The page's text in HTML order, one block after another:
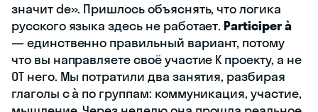
значит de». Пришлось объяснять, что логика
русского языка здесь не работает.Participer à
— единственно правильный вариант, потому
что вы направляете своё участие К проекту, а не
ОТ него. Мы потратили два занятия, разбирая
глаголы с à по группам: коммуникация, участие,